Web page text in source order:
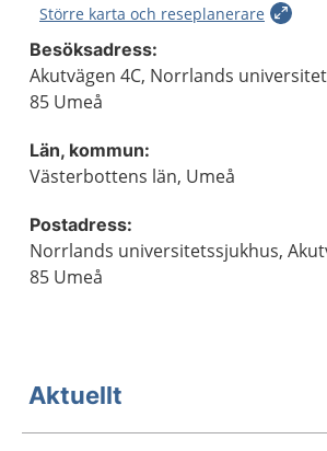
Större karta och reseplanerare
Besöksadress:
Akutvägen 4C, Norrlands
85 Umeå
Län, kommun:
Västerbottens län, Umeå
Postadress:
Norrlands universitetssjukhus,
85 Umeå
Aktuellt